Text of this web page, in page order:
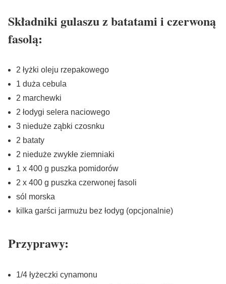
Składniki gulaszu z batatami i czerwoną
fasolą:
2 łyżki oleju rzepakowego
1 duża cebula
2 marchewki
2 łodygi selera naciowego
3 nieduże ząbki czosnku
2 bataty
2 nieduże zwykłe ziemniaki
1 x 400 g puszka pomidorów
2 x 400 g puszka czerwonej fasoli
sól morska
kilka garści jarmużu bez łodyg (opcjonalnie)
Przyprawy:
1/4 łyżeczki cynamonu